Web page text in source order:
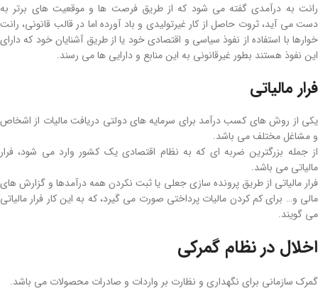
رانت به درآمدی گفته می‌ شود که از طریق فرصت‌ ها و موقعیت‌ های برتر به
دست می‌‌ آید، ثروت حاصل از کار غیرتولیدی و باد آورده اما در قالب قانونی، رانت
خوارها با استفاده از نفوذ سیاسی و اقتصادی خود یا از طریق آشنایان خود که دارای
این نفوذ هستند بطور غیرقانونی به این منابع و دارایی‌ ها می‌ رسند.
فرار مالیاتی
یکی از روش‌ های کسب درآمد برای سرمایه‌ های دولتی دریافت مالیات از اشخاص
و مشاغل مختلف می‌ باشد.
از جمله بزرگترین ضربه‌ ای که به نظام اقتصادی یک کشور وارد می‌ شود، فرار
مالیاتی می‌ باشد.
فرار مالیاتی از طریق پرونده سازی جعلی یا ثبت نکردن همه درآمدها و گزارش های
مالی و… برای کم کردن مالیات پرداختی صورت می‌ گیرد، که به این کار فرار مالیاتی
می‌ گویند.
اخلال در نظام گمرکی
گمرک سازمانی برای نگهداری و نظارت بر واردات و صادرات محصولات می‌ باشد.